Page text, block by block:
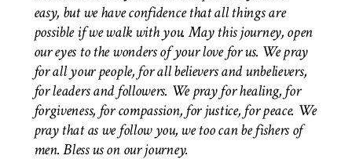
easy, but we have confidence that all things are
possible if we walk with you. May this journey, open
our eyes to the wonders of your love for us. We pray
for all your people, for all believers and unbelievers,
for leaders and followers. We pray for healing, for
forgiveness, for compassion, for justice, for peace. We
pray that as we follow you, we too can be fishers of
men.Bless us on our journey.